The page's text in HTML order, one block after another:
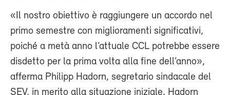
«Il nostro obiettivo è raggiungere un accordo nel
primo semestre con miglioramenti significativi,
poiché a metà anno l’attuale CCL potrebbe essere
disdetto per la prima volta alla fine dell’anno»,
afferma Philipp Hadorn, segretario sindacale del
SEV, in merito alla situazione iniziale. Hadorn